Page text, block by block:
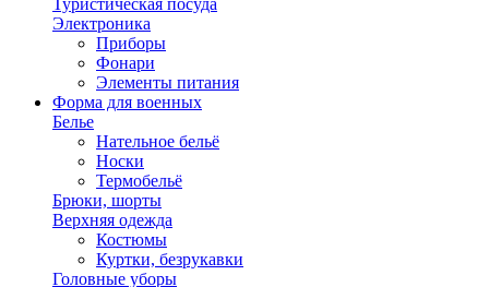
Туристическая посуда
Электроника
Приборы
Фонари
Элементы питания
Форма для военных
Белье
Нательное бельё
Носки
Термобельё
Брюки, шорты
Верхняя одежда
Костюмы
Куртки, безрукавки
Головные уборы